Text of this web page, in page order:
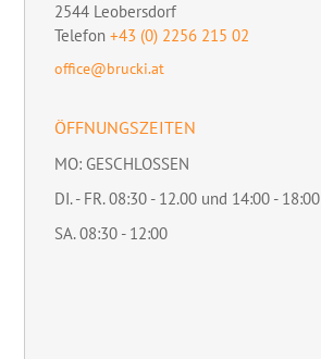
2544 Leobersdorf
Telefon +43 (0) 2256 215 02
office@brucki.at
ÖFFNUNGSZEITEN
MO: GESCHLOSSEN
DI. - FR. 08:30 - 12.00 und 14:00 - 18:00
SA. 08:30 - 12:00